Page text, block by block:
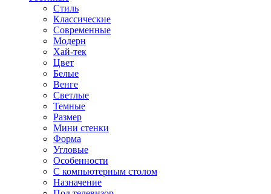
Стиль
Классические
Современные
Модерн
Хай-тек
Цвет
Белые
Венге
Светлые
Темные
Размер
Мини стенки
Форма
Угловые
Особенности
С компьютерным столом
Назначение